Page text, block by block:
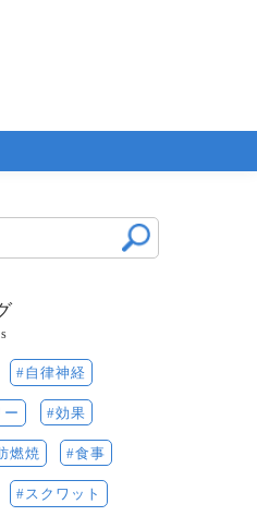
自律神経
ー 効果
燃焼 食事
スクワット